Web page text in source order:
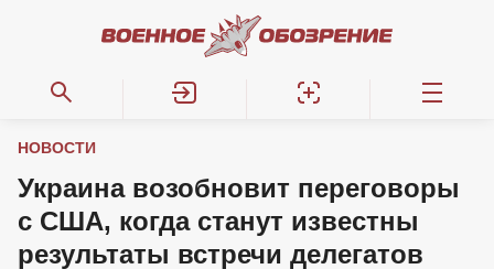
НОВОСТИ
Украина возобновит переговоры
с США, когда станут известны
результаты встречи делегатов